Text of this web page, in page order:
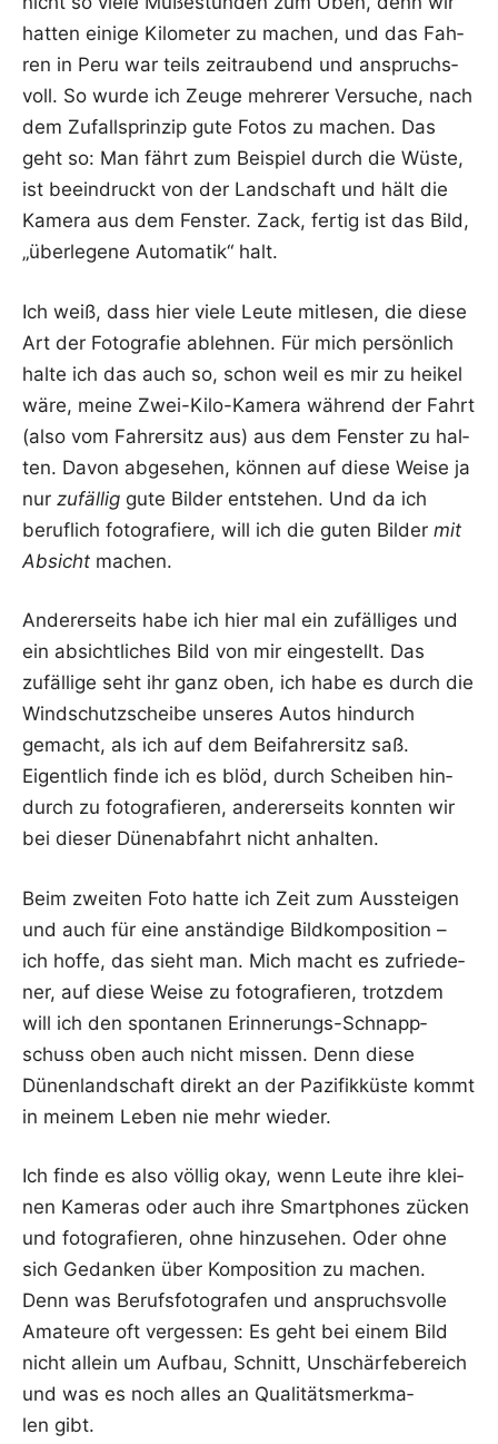
hat­ten eini­ge Kilo­me­ter zu machen, und das Fah­
ren in Peru war teils zeit­rau­bend und anspruchs­
voll. So wur­de ich Zeu­ge meh­re­rer Ver­su­che, nach
dem Zufalls­prin­zip gute Fotos zu machen. Das
geht so: Man fährt zum Bei­spiel durch die Wüs­te,
ist beein­druckt von der Land­schaft und hält die
Kame­ra aus dem Fens­ter. Zack, fer­tig ist das Bild,
„über­le­ge­ne Auto­ma­tik“ halt.
Ich weiß, dass hier vie­le Leu­te mit­le­sen, die die­se
Art der Foto­gra­fie ableh­nen. Für mich per­sön­lich
hal­te ich das auch so, schon weil es mir zu hei­kel
wäre, mei­ne Zwei-Kilo-Kame­ra wäh­rend der Fahrt
(also vom Fah­rer­sitz aus) aus dem Fens­ter zu hal­
ten. Davon abge­se­hen, kön­nen auf die­se Wei­se ja
nur zufäl­lig gute Bil­der ent­ste­hen. Und da ich
beruf­lich foto­gra­fie­re, will ich die guten Bil­der mit
Absicht machen.
Ande­rer­seits habe ich hier mal ein zufäl­li­ges und
ein absicht­li­ches Bild von mir ein­ge­stellt. Das
zufäl­li­ge seht ihr ganz oben, ich habe es durch die
Wind­schutz­schei­be unse­res Autos hin­durch
gemacht, als ich auf dem Bei­fah­rer­sitz saß.
Eigent­lich fin­de ich es blöd, durch Schei­ben hin­
durch zu foto­gra­fie­ren, ande­rer­seits konn­ten wir
bei die­ser Dünen­ab­fahrt nicht anhalten.
Beim zwei­ten Foto hat­te ich Zeit zum Aus­stei­gen
und auch für eine anstän­di­ge Bild­kom­po­si­ti­on –
ich hof­fe, das sieht man. Mich macht es zufrie­de­
ner, auf die­se Wei­se zu foto­gra­fie­ren, trotz­dem
will ich den spon­ta­nen Erin­ne­rungs-Schnapp­
schuss oben auch nicht mis­sen. Denn die­se
Dünen­land­schaft direkt an der Pazi­fik­küs­te kommt
in mei­nem Leben nie mehr wieder.
Ich fin­de es also völ­lig okay, wenn Leu­te ihre klei­
nen Kame­ras oder auch ihre Smart­phones zücken
und foto­gra­fie­ren, ohne hin­zu­se­hen. Oder ohne
sich Gedan­ken über Kom­po­si­ti­on zu machen.
Denn was Berufs­fo­to­gra­fen und anspruchs­vol­le
Ama­teu­re oft ver­ges­sen: Es geht bei einem Bild
nicht allein um Auf­bau, Schnitt, Unschär­fe­be­reich
und was es noch alles an Qua­li­täts­merk­ma­
len gibt.